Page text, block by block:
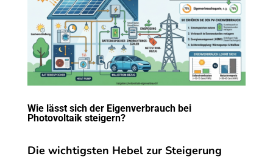
Wie lässt sich der Eigenverbrauch bei
Photovoltaik steigern?
Die wichtigsten Hebel zur Steigerung